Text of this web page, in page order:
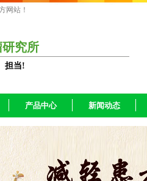
网站！
究所
担当!
产品中心 新闻动态